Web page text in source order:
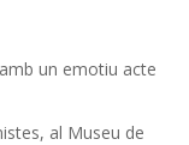
un emotiu acte
al Museu de